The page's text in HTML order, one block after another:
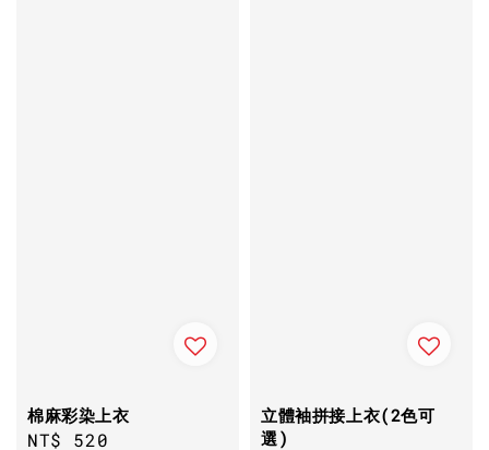
棉麻彩染上衣
Regular
NT$ 520
立體袖拼接上衣(2色可
選)